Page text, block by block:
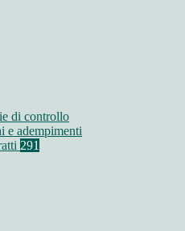
di controllo
e adempimenti
291